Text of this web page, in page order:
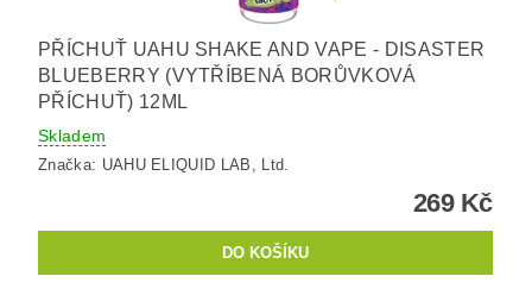
PŘÍCHUŤ UAHU SHAKE AND VAPE - DISASTER
BLUEBERRY (VYTŘÍBENÁ BORŮVKOVÁ
PŘÍCHUŤ) 12ML
Skladem
Značka: UAHU ELIQUID LAB, Ltd.
269 Kč